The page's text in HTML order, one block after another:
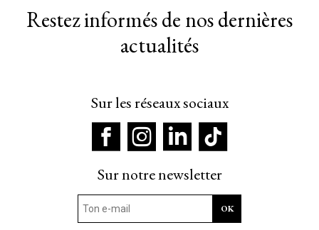
Restez informés de nos dernières
actualités
Sur les réseaux sociaux
Sur notre newsletter